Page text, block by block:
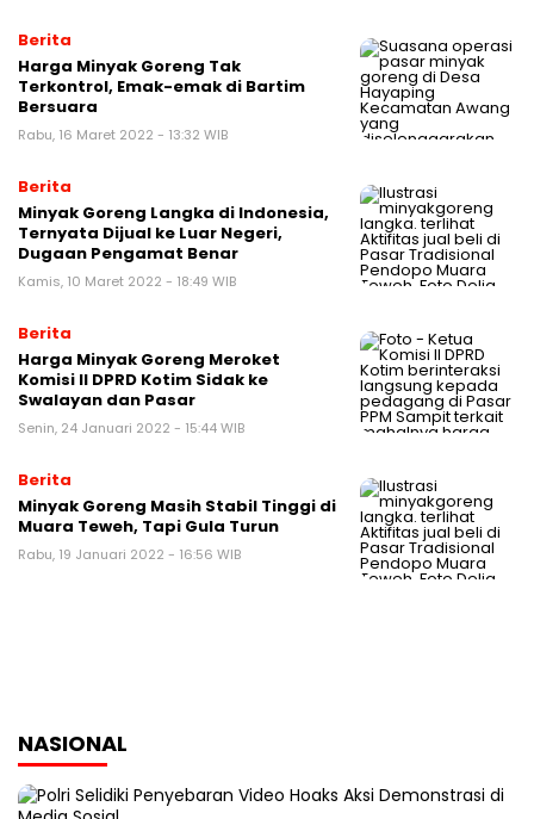
Berita
Harga Minyak Goreng Tak
Terkontrol, Emak-emak di Bartim
Bersuara
Rabu, 16 Maret 2022 - 13:32 WIB
Berita
Minyak Goreng Langka di Indonesia,
Ternyata Dijual ke Luar Negeri,
Dugaan Pengamat Benar
Kamis, 10 Maret 2022 - 18:49 WIB
Berita
Harga Minyak Goreng Meroket
Komisi II DPRD Kotim Sidak ke
Swalayan dan Pasar
Senin, 24 Januari 2022 - 15:44 WIB
Berita
Minyak Goreng Masih Stabil Tinggi di
Muara Teweh, Tapi Gula Turun
Rabu, 19 Januari 2022 - 16:56 WIB
NASIONAL